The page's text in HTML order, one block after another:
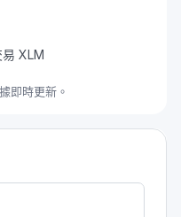
XLM
即時更新。